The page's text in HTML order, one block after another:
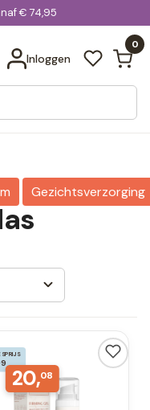
€ 74,95
Inloggen
0
Bekijk alle resultaten
Gezichtsverzorging
20,08